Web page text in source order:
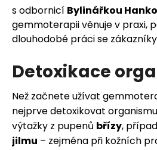
s odbornicí Bylinářkou
gemmoterapii věnuje v praxi,
dlouhodobé práci se
Detoxikace
Než začnete užívat
nejprve detoxikovat
výtažky z pupenů břízy,
jilmu – zejména při kožních
j
e
t
e
n